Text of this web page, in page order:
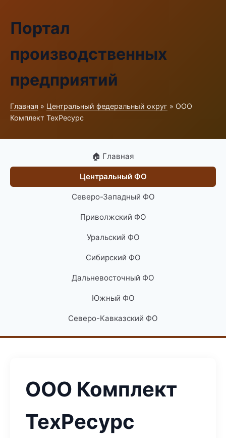
Портал
производственных
предприятий
Главная » Центральный федеральный округ » ООО
Комплект ТехРесурс
🏠 Главная
Центральный ФО
Северо-Западный ФО
Приволжский ФО
Уральский ФО
Сибирский ФО
Дальневосточный ФО
Южный ФО
Северо-Кавказский ФО
ООО Комплект
ТехРесурс